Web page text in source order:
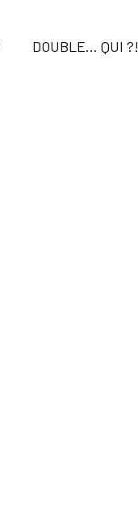
DOUBLE… QUI ?!